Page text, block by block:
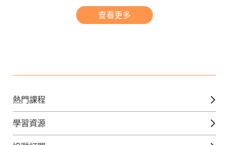
查看更多
熱門課程
英文課程
日語課程
學習資源